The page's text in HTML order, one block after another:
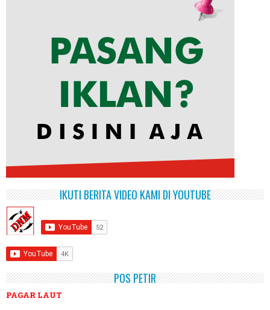
IKUTI BERITA VIDEO KAMI DI YOUTUBE
POS PETIR
PAGAR LAUT